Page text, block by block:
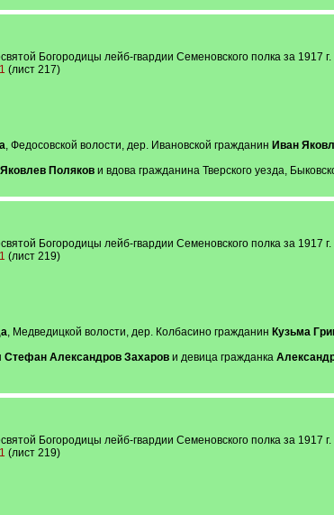
Богородицы лейб-гвардии Семеновского полка за 1917 г.
(лист 217)
, Федосовской волости, дер. Ивановской гражданин Иван
Полякови вдова гражданина Тверского уезда,
Богородицы лейб-гвардии Семеновского полка за 1917 г.
(лист 219)
, Медведицкой волости, дер. Колбасино гражданин Кузьма
Стефан Александров Захарови девица гражданка
Богородицы лейб-гвардии Семеновского полка за 1917 г.
(лист 219)